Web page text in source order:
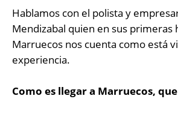
Hablamos con el polista y
Mendizabal quien en sus primeras
Marruecos nos cuenta como está
experiencia.
Como es llegar a Marruecos,